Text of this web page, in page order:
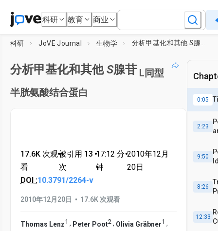
科研 教育 商业
科研 JoVE Journal 生物学 分析甲基化和其他 S腺苷
分析甲基化和其他S腺苷 L同型
半胱氨酸结合蛋白
17.6K 次观
看
•被引用 13
次
•17:12 分
钟
•2010年12月
20日
DOI :10.3791/2264-v
2010年12月20日 • 17.6K 次观看
Thomas Lenz1 , Peter Poot2 , Olivia Gräbner1 ,
0:05
2:23
9:50
8:26
12:33